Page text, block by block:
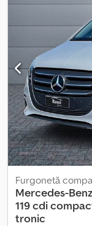
Furgonetă
Mercedes-Benz
119 cdi
tronic